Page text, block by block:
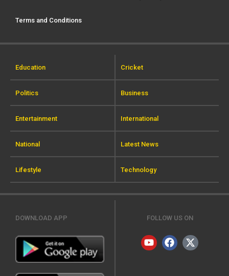
Terms and Conditions
Education Cricket
Politics Business
Entertainment International
National Latest News
Lifestyle Technology
DOWNLOAD APP FOLLOW US ON